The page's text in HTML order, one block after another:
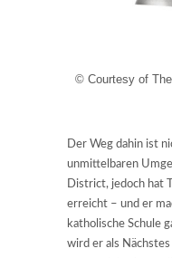
© Courtesy of
Der Weg dahin ist
unmittelbaren
District, jedoch hat
erreicht – und er
katholische Schule
wird er als